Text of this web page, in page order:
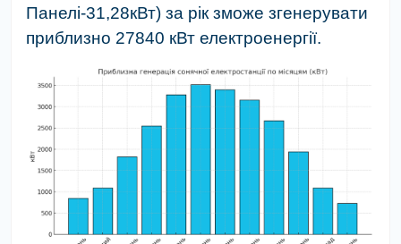
Панелі-31,28кВт) за рік зможе згенерувати
приблизно 27840 кВт електроенергії.